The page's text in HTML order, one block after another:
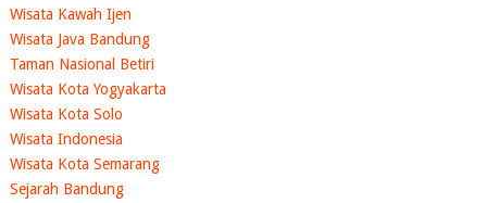
Wisata Kawah Ijen
Wisata Java Bandung
Taman Nasional Betiri
Wisata Kota Yogyakarta
Wisata Kota Solo
Wisata Indonesia
Wisata Kota Semarang
Sejarah Bandung